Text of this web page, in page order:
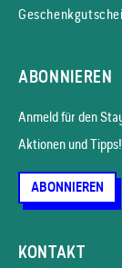
ABONNIEREN
Anmeld für den
Aktionen und Tipps!
ABONNIEREN
KONTAKT